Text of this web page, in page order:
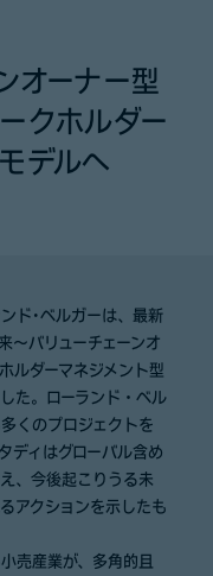
オーナー型
クホルダー
デルへ
ド･ベルガーは、最新
～バリューチェーンオ
ルダーマネジメント型
た。ローランド・ベル
くのプロジェクトを
ディはグローバル含め
、今後起こりうる未
アクションを示したも
売産業が、多角的且